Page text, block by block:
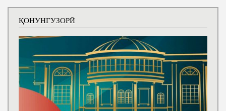
ҚОНУНГУЗОРӢ